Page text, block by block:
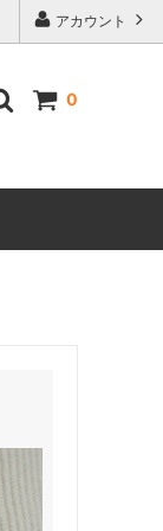
アカウント
0